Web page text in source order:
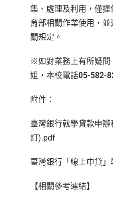
集、處理及利用，僅
育部相關作業使用，
關規定。
※如對業務上有所疑問
姐，本校電話05-582-
附件：
臺灣銀行就學貸款申
訂).pdf
臺灣銀行「線上申貸
【相關參考連結】